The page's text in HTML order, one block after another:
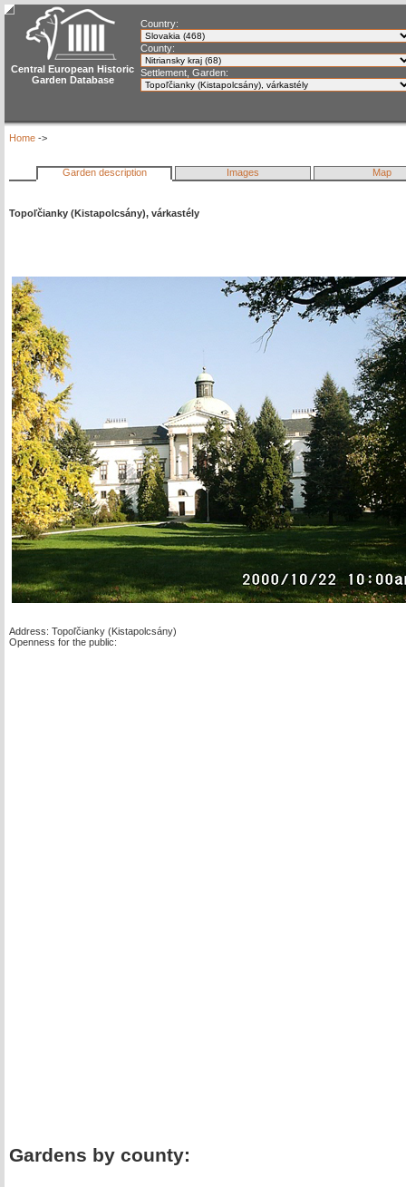
Central European Historic
Garden Database
Country:
County:
Settlement, Garden:
Home ->
Garden description Images Map
Topoľčianky (Kistapolcsány), várkastély
Address: Topoľčianky (Kistapolcsány)
Openness for the public:
Gardens by county: